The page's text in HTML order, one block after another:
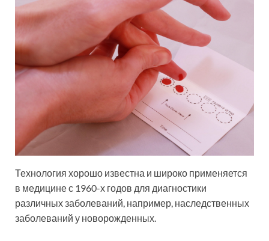
Технология хорошо известна и широко применяется
в медицине с 1960-х годов для диагностики
различных заболеваний, например, наследственных
заболеваний у новорожденных.